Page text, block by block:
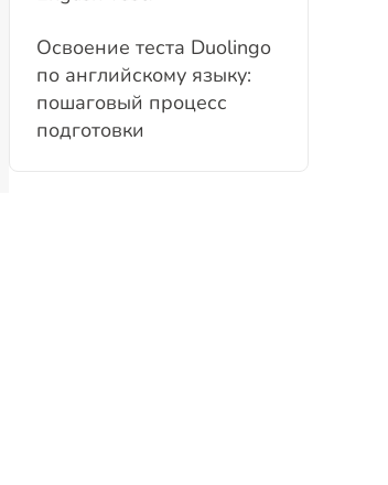
Освоение теста Duolingo
по английскому языку:
пошаговый процесс
подготовки